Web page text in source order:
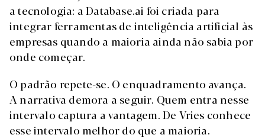
a tecnologia: a Database.ai foi criada para
integrar ferramentas de inteligência artificial às
empresas quando a maioria ainda não sabia por
onde começar.
O padrão repete-se. O enquadramento avança.
A narrativa demora a seguir. Quem entra nesse
intervalo captura a vantagem. De Vries conhece
esse intervalo melhor do que a maioria.